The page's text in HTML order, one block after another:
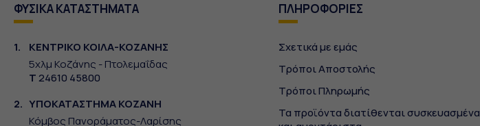
ΦΥΣΙΚΑ ΚΑΤΑΣΤΗΜΑΤΑ
1.
ΚΕΝΤΡΙΚΟ ΚΟΙΛΑ-ΚΟΖΑΝΗΣ
5χλμ Κοζάνης - Πτολεμαΐδας
Τ24610 45800
2. ΥΠΟΚΑΤΑΣΤΗΜΑ ΚΟΖΑΝΗ
Κόμβος Πανοράματος-Λαρίσης
ΠΛΗΡΟΦΟΡΙΕΣ
Σχετικά με εμάς
Τρόποι Αποστολής
Τρόποι Πληρωμής
Τα προϊόντα διατίθενται συσκευασμένα